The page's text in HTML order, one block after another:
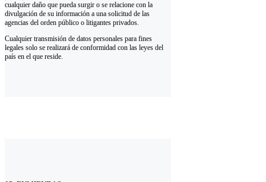
cualquier daño que pueda surgir o se relacione con la
divulgación de su información a una solicitud de las
agencias del orden público o litigantes privados.
Cualquier transmisión de datos personales para fines
legales solo se realizará de conformidad con las leyes del
país en el que reside.